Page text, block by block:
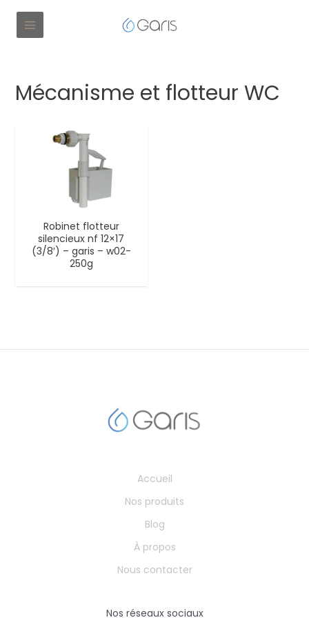
Mécanisme et flotteur WC
Robinet flotteur
silencieux nf 12×17
(3/8′) – garis – w02-
250g
Accueil
Nos produits
Blog
À propos
Nous contacter
Nos réseaux sociaux